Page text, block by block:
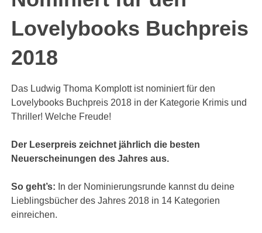
Lovelybooks Buchpreis
2018
Das Ludwig Thoma Komplott ist nominiert für den
Lovelybooks Buchpreis 2018 in der Kategorie Krimis und
Thriller! Welche Freude!
Der Leserpreis zeichnet jährlich die besten
Neuerscheinungen des Jahres aus.
So geht’s: In der Nominierungsrunde kannst du deine
Lieblingsbücher des Jahres 2018 in 14 Kategorien
einreichen.